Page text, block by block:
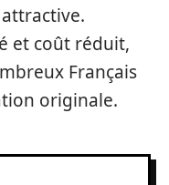
et coût réduit,
Français
originale.